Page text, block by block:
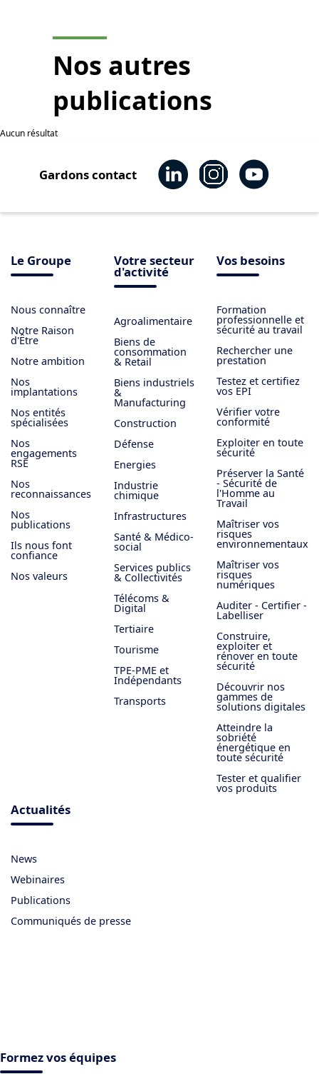
Nos autres
publications
Aucun résultat
Gardons contact
Le Groupe
Nous connaître
Notre Raison
d'Être
Notre ambition
Nos
implantations
Nos entités
spécialisées
Nos
engagements
RSE
Nos
reconnaissances
Nos
publications
Ils nous font
confiance
Nos valeurs
Votre secteur
d'activité
Agroalimentaire
Biens de
consommation
& Retail
Biens industriels
&
Manufacturing
Construction
Défense
Energies
Industrie
chimique
Infrastructures
Santé & Médico-
social
Services publics
& Collectivités
Télécoms &
Digital
Tertiaire
Tourisme
TPE-PME et
Indépendants
Transports
Vos besoins
Formation
professionnelle et
sécurité au travail
Rechercher une
prestation
Testez et certifiez
vos EPI
Vérifier votre
conformité
Exploiter en toute
sécurité
Préserver la Santé
- Sécurité de
l'Homme au
Travail
Maîtriser vos
risques
environnementaux
Maîtriser vos
risques
numériques
Auditer - Certifier -
Labelliser
Construire,
exploiter et
rénover en toute
sécurité
Découvrir nos
gammes de
solutions digitales
Atteindre la
sobriété
énergétique en
toute sécurité
Tester et qualifier
vos produits
Actualités
News
Webinaires
Publications
Communiqués de presse
Formez vos équipes